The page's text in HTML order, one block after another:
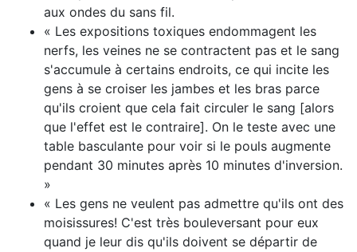
aux ondes du sans fil.
« Les expositions toxiques endommagent les
nerfs, les veines ne se contractent pas et le sang
s'accumule à certains endroits, ce qui incite les
gens à se croiser les jambes et les bras parce
qu'ils croient que cela fait circuler le sang [alors
que l'effet est le contraire]. On le teste avec une
table basculante pour voir si le pouls augmente
pendant 30 minutes après 10 minutes d'inversion.
»
« Les gens ne veulent pas admettre qu'ils ont des
moisissures! C'est très bouleversant pour eux
quand je leur dis qu'ils doivent se départir de